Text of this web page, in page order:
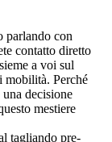
parlando con
contatto diretto
a voi sul
mobilità. Perché
una decisione
mestiere
tagliando pre-